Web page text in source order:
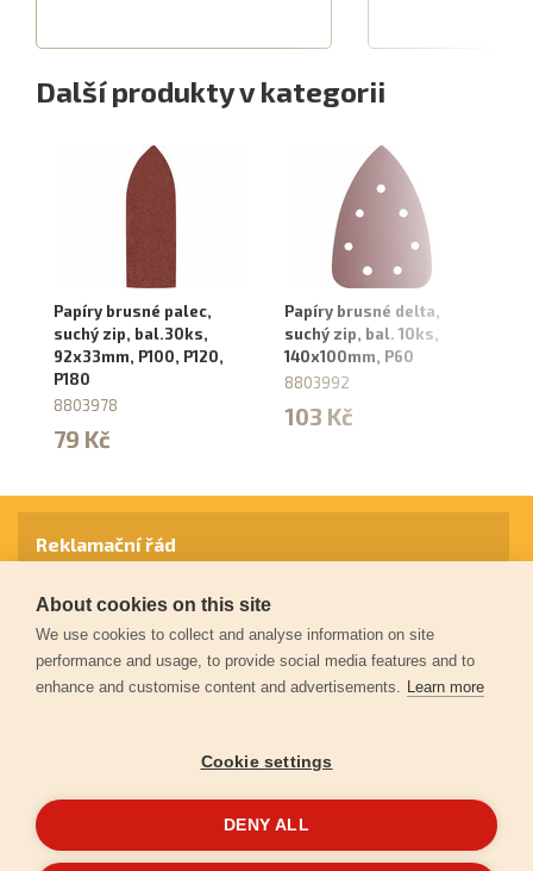
Další produkty v kategorii
Papíry brusné palec,
suchý zip, bal.30ks,
92x33mm, P100, P120,
P180
8803978
79 Kč
Papíry brusné delta,
suchý zip, bal. 10ks,
140x100mm, P60
8803992
103 Kč
© 2026Extol.cz- Všechna práva vyhrazena
Reklamační řád
Záruční podmínky
Ochrana osobních údajů
About cookies on this site
We use cookies to collect and analyse information on site
performance and usage, to provide social media features and to
enhance and customise content and advertisements. Learn more
Cookie settings
DENY ALL